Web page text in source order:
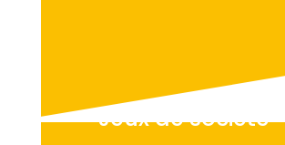
Jeux de société